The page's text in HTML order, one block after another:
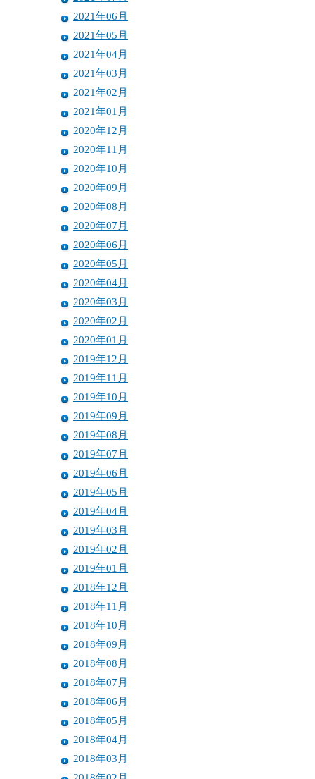
2021年06月
2021年05月
2021年04月
2021年03月
2021年02月
2021年01月
2020年12月
2020年11月
2020年10月
2020年09月
2020年08月
2020年07月
2020年06月
2020年05月
2020年04月
2020年03月
2020年02月
2020年01月
2019年12月
2019年11月
2019年10月
2019年09月
2019年08月
2019年07月
2019年06月
2019年05月
2019年04月
2019年03月
2019年02月
2019年01月
2018年12月
2018年11月
2018年10月
2018年09月
2018年08月
2018年07月
2018年06月
2018年05月
2018年04月
2018年03月